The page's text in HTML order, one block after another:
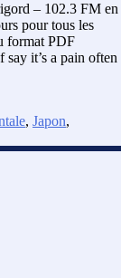
– 102.3 FM en
pour tous les
format PDF
it’s a pain often
, Japon,